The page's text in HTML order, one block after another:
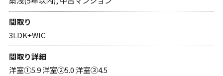
間取り
3LDK+WIC
間取り詳細
洋室①5.9 洋室②5.0 洋室③4.5